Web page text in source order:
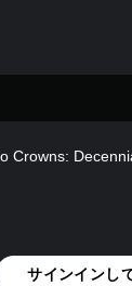
Crowns:
サインインし